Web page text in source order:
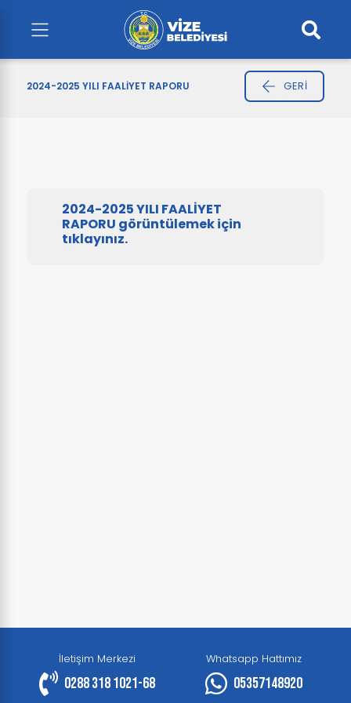
2024-2025 YILI FAALİYET RAPORU GERI
2024-2025 YILI FAALİYET
RAPORU görüntülemek için
tıklayınız.
İletişim Merkezi
0288 318 1021-68
Whatsapp Hattımız
05357148920